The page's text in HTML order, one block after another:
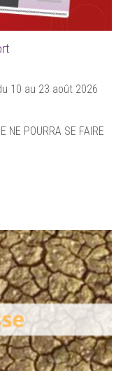
10 au 23 août 2026
NE POURRA SE FAIRE